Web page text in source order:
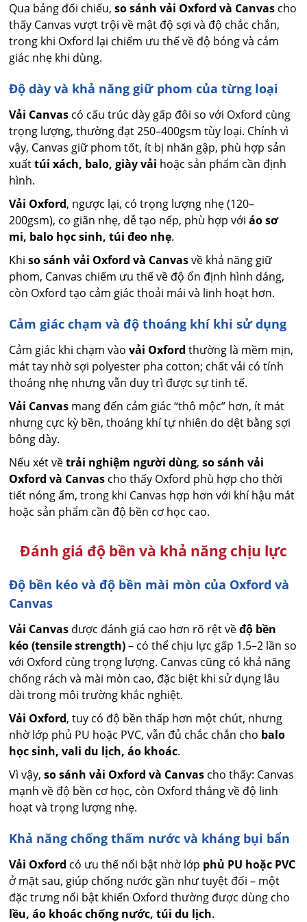
Qua bảng đối chiếu,so sánh vải Oxford và Canvas cho
thấy Canvas vượt trội về mật độ sợi và độ chắc chắn,
trong khi Oxford lại chiếm ưu thế về độ bóng và cảm
giác nhẹ khi dùng.
Độ dày và khả năng giữ phom của từng loại
Vải Canvas có cấu trúc dày gấp đôi so với Oxford cùng
trọng lượng, thường đạt 250–400gsm tùy loại. Chính vì
vậy, Canvas giữ phom tốt, ít bị nhăn gập, phù hợp sản
xuấttúi xách, balo, giày vải hoặc sản phẩm cần định
hình.
Vải Oxford, ngược lại, có trọng lượng nhẹ (120–
200gsm), co giãn nhẹ, dễ tạo nếp, phù hợp vớiáo sơ
mi, balo học sinh, túi đeo nhẹ.
Khiso sánh vải Oxford và Canvasvề khả năng giữ
phom, Canvas chiếm ưu thế về độ ổn định hình dáng,
còn Oxford tạo cảm giác thoải mái và linh hoạt hơn.
Cảm giác chạm và độ thoáng khí khi sử dụng
Cảm giác khi chạm vàovải Oxford thường là mềm mịn,
mát tay nhờ sợi polyester pha cotton; chất vải có tính
thoáng nhẹ nhưng vẫn duy trì được sự tinh tế.
Vải Canvas mang đến cảm giác “thô mộc” hơn, ít mát
nhưng cực kỳ bền, thoáng khí tự nhiên do dệt bằng sợi
bông dày.
Nếu xét vềtrải nghiệm người dùng,so sánh vải
Oxford và Canvas cho thấy Oxford phù hợp cho thời
tiết nóng ẩm, trong khi Canvas hợp hơn với khí hậu mát
hoặc sản phẩm cần độ bền cơ học cao.
Đánh giá độ bền và khả năng chịu lực
Độ bền kéo và độ bền mài mòn của Oxford và
Canvas
Vải Canvas được đánh giá cao hơn rõ rệt vềđộ bền
kéo (tensile strength)– có thể chịu lực gấp 1.5–2 lần so
với Oxford cùng trọng lượng. Canvas cũng có khả năng
chống rách và mài mòn cao, đặc biệt khi sử dụng lâu
dài trong môi trường khắc nghiệt.
Vải Oxford, tuy có độ bền thấp hơn một chút, nhưng
nhờ lớp phủ PU hoặc PVC, vẫn đủ chắc chắn cho balo
học sinh, vali du lịch, áo khoác.
Vì vậy,so sánh vải Oxford và Canvas cho thấy: Canvas
mạnh về độ bền cơ học, còn Oxford thắng về độ linh
hoạt và trọng lượng nhẹ.
Khả năng chống thấm nước và kháng bụi bẩn
Vải Oxford có ưu thế nổi bật nhờ lớp phủ PU hoặc PVC
ở mặt sau, giúp chống nước gần như tuyệt đối – một
đặc trưng nổi bật khiến Oxford thường được dùng cho
lều, áo khoác chống nước, túi du lịch.